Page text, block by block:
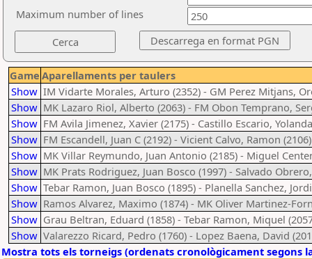
Maximum number of lines
Game Aparellaments per taulers
Show IM Vidarte Morales, Arturo (2352) - GM Perez Mitjans,
Show MK Lazaro Riol, Alberto (2063) - FM Obon Temprano,
Show FM Avila Jimenez, Xavier (2175) - Castillo Escario,
Show FM Escandell, Juan C (2192) - Vicient Calvo, Ramon (2106)
Show MK Villar Reymundo, Juan Antonio (2185) - Miguel
Show MK Prats Rodriguez, Juan Bosco (1997) - Salvado
Show Tebar Ramon, Juan Bosco (1895) - Planella Sanchez,
Show Ramos Alvarez, Maximo (1874) - MK Oliver Martinez-
Show Grau Beltran, Eduard (1858) - Tebar Ramon, Miquel
Show Valarezzo Ricard, Pedro (1760) - Lopez Baena, David
Mostra tots els torneigs (ordenats cronològicament segons